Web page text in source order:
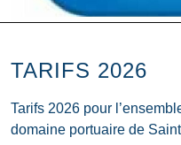
TARIFS 2026
Tarifs 2026 pour
domaine portuaire de